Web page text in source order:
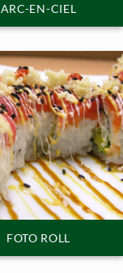
ARC-EN-CIEL
FOTO ROLL